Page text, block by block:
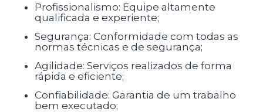
Profissionalismo: Equipe altamente
qualificada e experiente;
Segurança: Conformidade com todas as
normas técnicas e de segurança;
Agilidade: Serviços realizados de forma
rápida e eficiente;
Confiabilidade: Garantia de um trabalho
bem executado;